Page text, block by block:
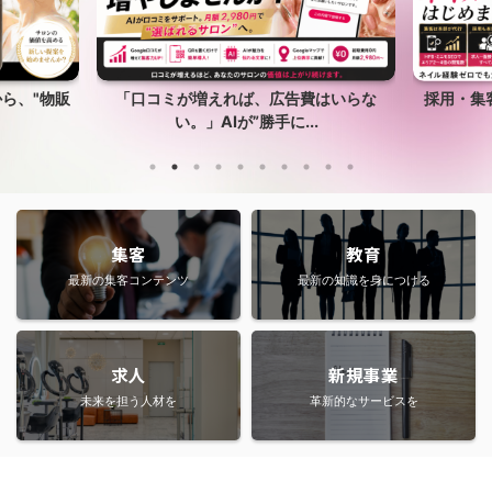
いらな
採用・集客・運営まで仕組み化された、
新しいFCモデル。
サロ
集客
最新の集客コンテンツ
教育
最新の知識を身につける
求人
未来を担う人材を
新規事業
革新的なサービスを